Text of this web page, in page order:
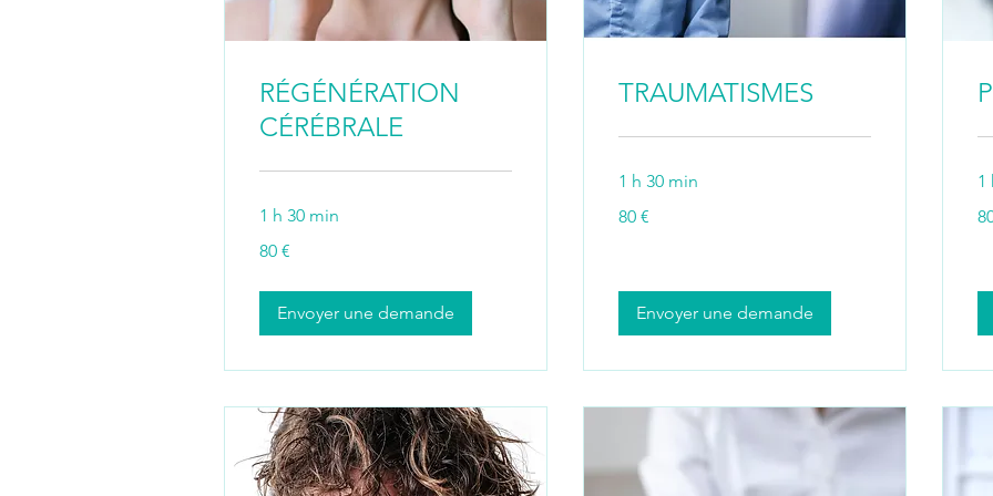
RÉGÉNÉRATION
CÉRÉBRALE
1 h 30 min
euros
80 €
Envoyer une demande
TRAUMATISMES
1 h 30 min
euros
80 €
Envoyer une demande
1